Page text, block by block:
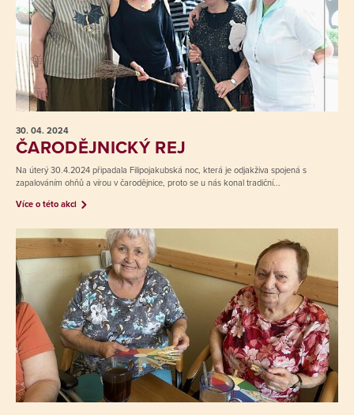
30. 04. 2024
ČARODĚJNICKÝ REJ
Na úterý 30.4.2024 připadala Filipojakubská noc, která je odjakživa spojená s
zapalováním ohňů a vírou v čarodějnice, proto se u nás konal tradiční...
Více o této akci